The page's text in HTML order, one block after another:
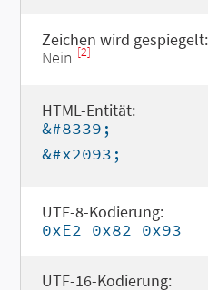
Zeichen wird gespiegelt:
Nein [2]
HTML-Entität:
&#8339;
&#x2093;
UTF-8-Kodierung:
0xE2 0x82 0x93
UTF-16-Kodierung: